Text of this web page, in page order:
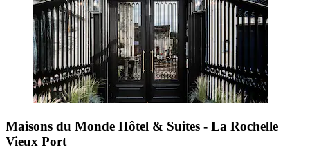
Maisons du Monde Hôtel & Suites - La Rochelle
Vieux Port